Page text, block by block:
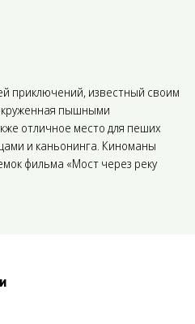
приключений, известный своим
пышными
отличное место для пеших
и каньонинга. Киноманы
фильма «Мост через реку